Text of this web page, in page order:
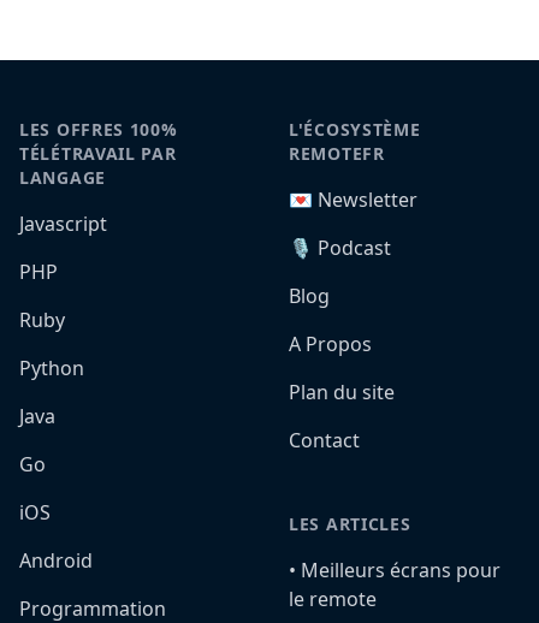
LES OFFRES 100%
TÉLÉTRAVAIL PAR
LANGAGE
Javascript
PHP
Ruby
Python
Java
Go
iOS
Android
Programmation
L'ÉCOSYSTÈME
REMOTEFR
💌 Newsletter
🎙️ Podcast
Blog
A Propos
Plan du site
Contact
LES ARTICLES
•️ Meilleurs écrans pour
le remote